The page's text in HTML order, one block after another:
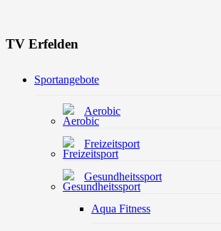
TV Erfelden
Sportangebote
Aerobic
Freizeitsport
Gesundheitssport
Aqua Fitness